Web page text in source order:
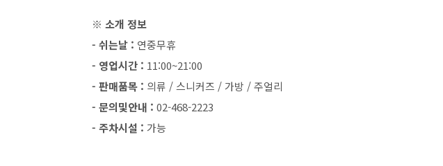
※ 소개 정보
- 쉬는날 : 연중무휴
- 영업시간 : 11:00~21:00
- 판매품목 : 의류 / 스니커즈 / 가방 / 주얼리
- 문의및안내 : 02-468-2223
- 주차시설 : 가능